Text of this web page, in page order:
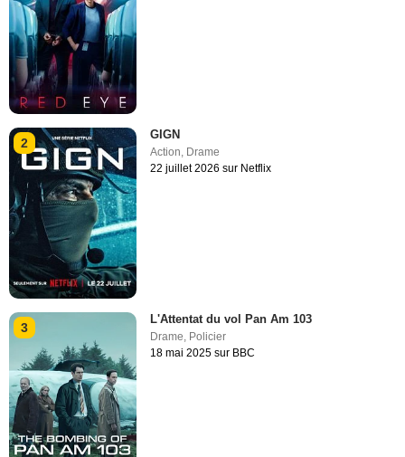
2
GIGN
Action, Drame
22 juillet 2026 sur Netflix
3
L'Attentat du vol Pan Am 103
Drame Policier
18 mai 2025 sur BBC